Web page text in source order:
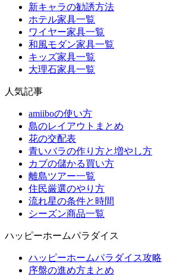
新キャラの勧誘方法
ホテル家具一覧
ワイヤー家具一覧
和風モダン家具一覧
キッズ家具一覧
大理石家具一覧
人気記事
amiiboの使い方
島のレイアウトまとめ
花の交配表
青いバラの作り方と増やし方
カブの儲かる買い方
離島ツアー一覧
住民厳選のやり方
流れ星の条件と時間
シーズン商品一覧
ハッピーホームパラダイス
ハッピーホームパラダイス攻略
序盤の進め方まとめ